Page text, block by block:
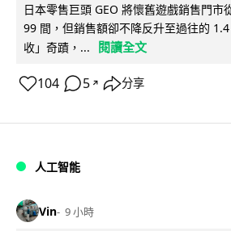
日本零售巨頭 GEO 將懷舊遊戲銷售門市
99 間，但銷售額卻不降反升至過往的
收」奇蹟，...
閱讀全文
104 5 ↗ 分享
人工智能
Vin 9 小時